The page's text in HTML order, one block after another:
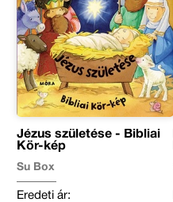
Jézus születése - Bibliai
Kör-kép
Su Box
Eredeti ár: